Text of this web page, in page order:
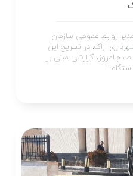
روابط عمومی سازمان
اراک، در تشریح این
حادثه اظهار کرد: ساعت ۰۹:۳۵ صبح امروز، گزارشی مبنی بر